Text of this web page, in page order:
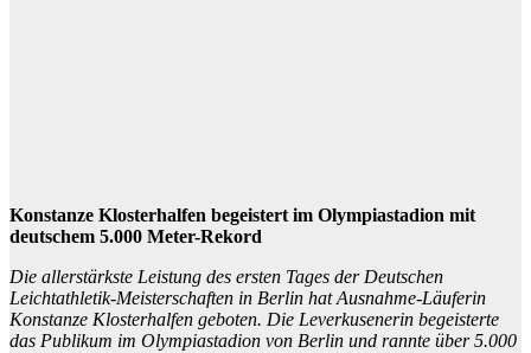
Konstanze Klosterhalfen begeistert im Olympiastadion mit
deutschem 5.000 Meter-Rekord
Die allerstärkste Leistung des ersten Tages der Deutschen
Leichtathletik-Meisterschaften in Berlin hat Ausnahme-Läuferin
Konstanze Klosterhalfen geboten. Die Leverkusenerin begeisterte
das Publikum im Olympiastadion von Berlin und rannte über 5.000